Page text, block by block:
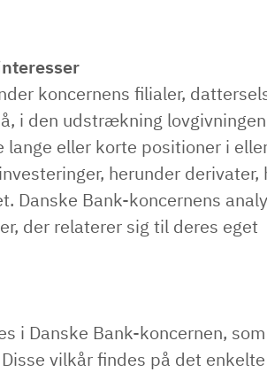
koncernens filialer,
i den udstrækning
lange eller korte positioner i
herunder derivater,
Danske Bank-koncernens
der relaterer sig til deres eget
i Danske Bank-koncernen,
vilkår findes på det